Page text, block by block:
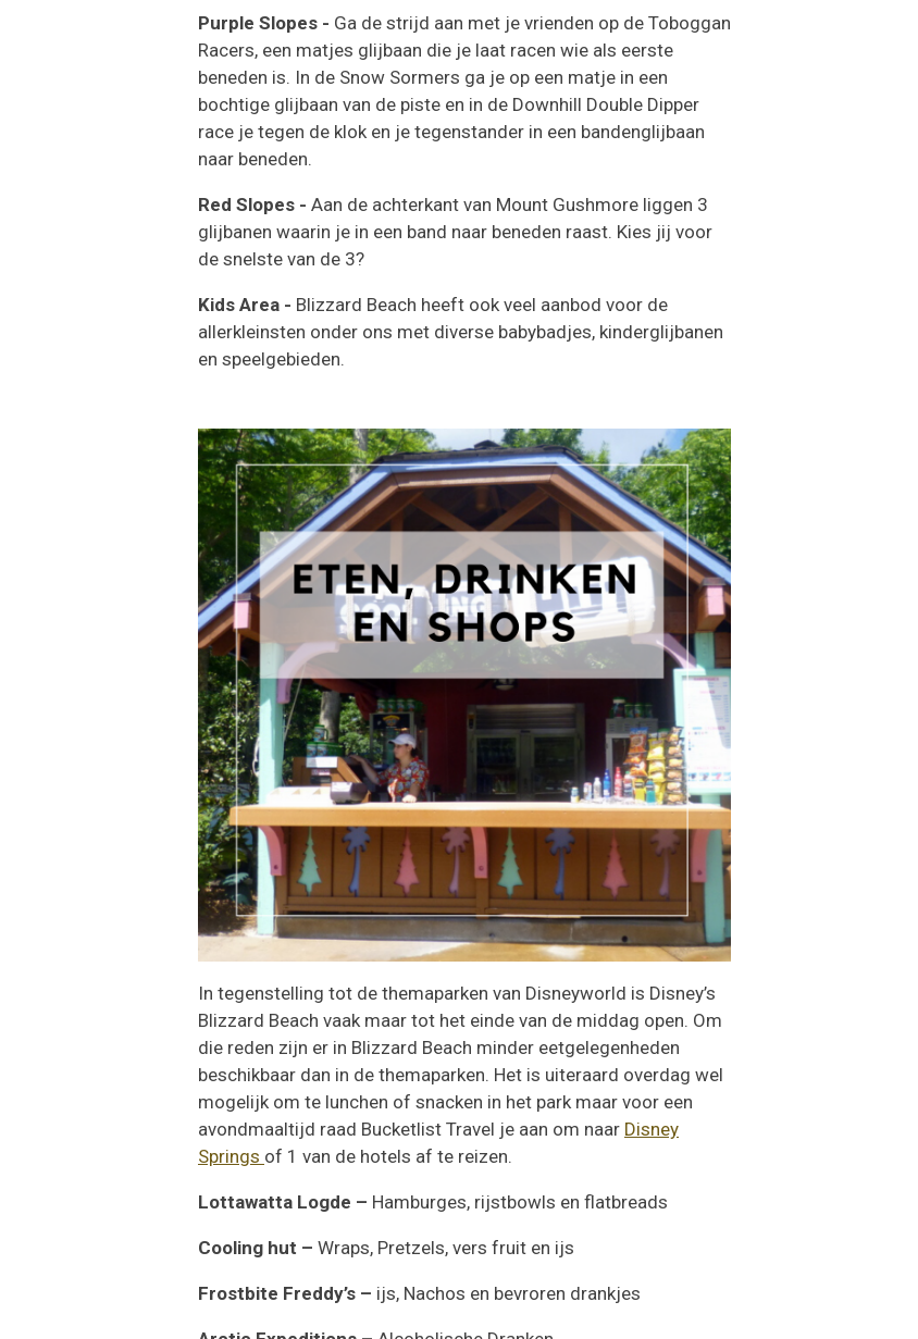
Purple Slopes - Ga de strijd aan met je vrienden op de Toboggan
Racers, een matjes glijbaan die je laat racen wie als eerste
beneden is. In de Snow Sormers ga je op een matje in een
bochtige glijbaan van de piste en in de Downhill Double Dipper
race je tegen de klok en je tegenstander in een bandenglijbaan
naar beneden.
Red Slopes - Aan de achterkant van Mount Gushmore liggen 3
glijbanen waarin je in een band naar beneden raast. Kies jij voor
de snelste van de 3?
Kids Area - Blizzard Beach heeft ook veel aanbod voor de
allerkleinsten onder ons met diverse babybadjes, kinderglijbanen
en speelgebieden.
In tegenstelling tot de themaparken van Disneyworld is Disney’s
Blizzard Beach vaak maar tot het einde van de middag open. Om
die reden zijn er in Blizzard Beach minder eetgelegenheden
beschikbaar dan in de themaparken. Het is uiteraard overdag wel
mogelijk om te lunchen of snacken in het park maar voor een
avondmaaltijd raad Bucketlist Travel je aan om naar Disney
Springs of 1 van de hotels af te reizen.
Lottawatta Logde – Hamburges, rijstbowls en flatbreads
Cooling hut – Wraps, Pretzels, vers fruit en ijs
Frostbite Freddy’s – ijs, Nachos en bevroren drankjes